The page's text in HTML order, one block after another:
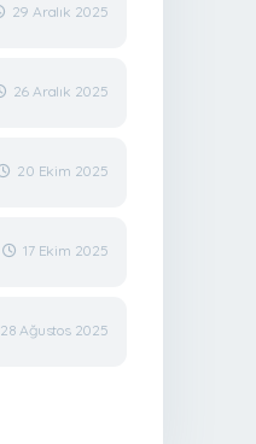
29 Aralık 2025
26 Aralık 2025
20 Ekim 2025
17 Ekim 2025
28 Ağustos 2025